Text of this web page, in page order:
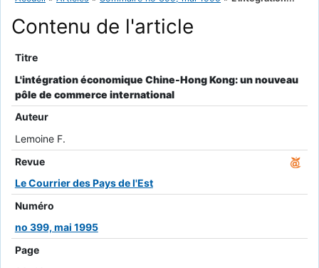
Contenu de l'article
Titre
L'intégration économique Chine-Hong Kong: un nouveau
pôle de commerce international
Auteur
Lemoine F.
Revue
Le Courrier des Pays de l'Est
Numéro
no 399, mai 1995
Page